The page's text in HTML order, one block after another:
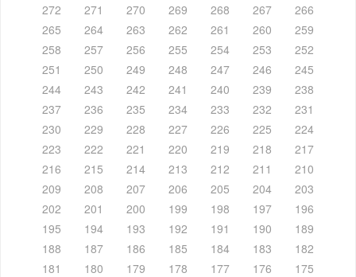
272
271 270 269 268 267
266
265
264 263 262 261 260
259
258
257 256 255 254 253
252
251
250 249 248 247 246
245
244
243 242 241 240 239
238
237
236 235 234 233 232
231
230
229 228 227 226 225
224
223
222 221 220 219 218
217
216
215 214 213 212 211
210
209
208 207 206 205 204
203
202
201 200 199 198 197
196
195
194 193 192 191 190
189
188
187 186 185 184 183
182
181
180 179 178 177 176
175